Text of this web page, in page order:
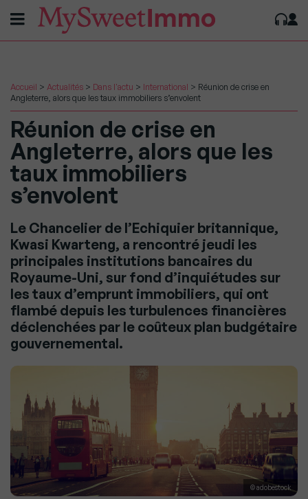
Accueil > Actualités > Dans l'actu > International > Réunion de crise en
Angleterre, alors que les taux immobiliers s’envolent
Réunion de crise en
Angleterre, alors que les
taux immobiliers
s’envolent
Le Chancelier de l’Echiquier britannique,
Kwasi Kwarteng, a rencontré jeudi les
principales institutions bancaires du
Royaume-Uni, sur fond d’inquiétudes sur
les taux d’emprunt immobiliers, qui ont
flambé depuis les turbulences financières
déclenchées par le coûteux plan budgétaire
gouvernemental.
© adobestock